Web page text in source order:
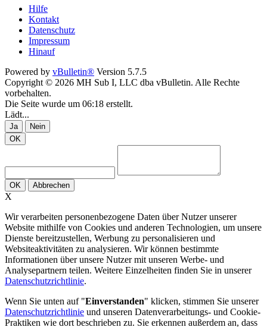
Hilfe
Kontakt
Datenschutz
Impressum
Hinauf
Powered by vBulletin® Version 5.7.5
Copyright © 2026 MH Sub I, LLC dba vBulletin. Alle Rechte
vorbehalten.
Die Seite wurde um 06:18 erstellt.
Lädt...
Ja
Nein
OK
OK Abbrechen
X
Wir verarbeiten personenbezogene Daten über Nutzer unserer
Website mithilfe von Cookies und anderen Technologien, um unsere
Dienste bereitzustellen, Werbung zu personalisieren und
Websiteaktivitäten zu analysieren. Wir können bestimmte
Informationen über unsere Nutzer mit unseren Werbe- und
Analysepartnern teilen. Weitere Einzelheiten finden Sie in unserer
Datenschutzrichtlinie.
Wenn Sie unten auf "Einverstanden" klicken, stimmen Sie unserer
Datenschutzrichtlinie und unseren Datenverarbeitungs- und Cookie-
Praktiken wie dort beschrieben zu. Sie erkennen außerdem an, dass